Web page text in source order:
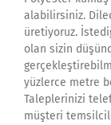
alabilirsiniz.
üretiyoruz.
olan sizin
yüzlerce metre
Taleplerinizi
müşteri